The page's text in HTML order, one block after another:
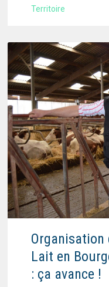
Territoire
Organisation
Lait en
: ça avance !